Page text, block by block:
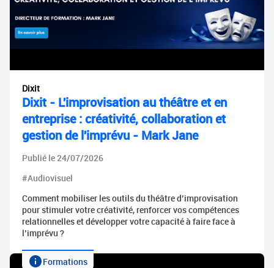
Dixit
Dixit - L'improvisation au théâtre et en
entreprise : créativité, collaboration et
gestion de l'imprévu - Mark Jane
Publié le 24/07/2026
#Audiovisuel
Comment mobiliser les outils du théâtre d’improvisation
pour stimuler votre créativité, renforcer vos compétences
relationnelles et développer votre capacité à faire face à
l’imprévu ?
Formations